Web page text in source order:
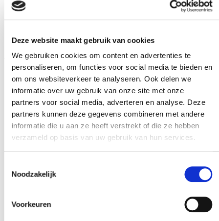
Deze website maakt gebruik van cookies
We gebruiken cookies om content en advertenties te
personaliseren, om functies voor social media te bieden en
om ons websiteverkeer te analyseren. Ook delen we
informatie over uw gebruik van onze site met onze
partners voor social media, adverteren en analyse. Deze
partners kunnen deze gegevens combineren met andere
informatie die u aan ze heeft verstrekt of die ze hebben
verzameld op basis van uw gebruik van hun services.
Noodzakelijk
Voorkeuren
Marktleider in de
Joulin is de trotse uitvinder van de foam vacuüm grijper
en heeft deze geperfectioneerd. Daarnaast komt Joulin
vanuit de houtindustrie en houdt daarom rekening mee
in het ontwerp dat vuil niet blijft zitten in de kanalen.
Daarnaast is de foam en andere losse onderdelen
makkelijk te vervangen.
Meer informatie over Joulin, vacuüm grijpers en
verschillende oplossingen? Kijk hieronder het filmpje of
met ons op. Langskomen op